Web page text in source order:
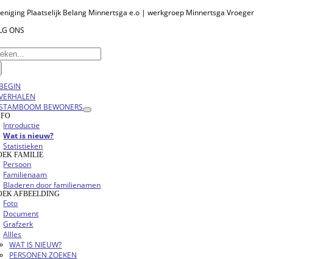
Ga
inhoud
Plaatselijk Belang Minnertsga e.o | werkgroep Minnertsga Vroeger
ONS
BEWONERS
Introductie
Wat is nieuw?
Statistieken
FAMILIE
Persoon
Familienaam
Bladeren door familienamen
AFBEELDING
Foto
Document
Grafzerk
Allles
WAT IS NIEUW?
PERSONEN ZOEKEN